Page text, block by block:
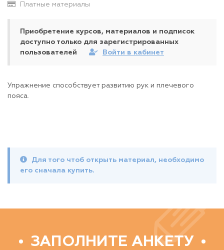
Платные материалы
Приобретение курсов, материалов и подписок
доступно только для зарегистрированных
пользователей
Войти в кабинет
Упражнение способствует развитию рук и плечевого
пояса.
Для того чтоб открыть материал, необходимо
его сначала купить.
ЗАПОЛНИТЕ АНКЕТУ